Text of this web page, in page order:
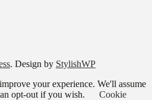
. Design by StylishWP
your experience. We'll assume
opt-out if you wish.
Cookie